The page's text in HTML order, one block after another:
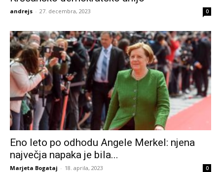
andrejs - 27. decembra, 2023 0
Eno leto po odhodu Angele Merkel: njena
največja napaka je bila...
Marjeta Bogataj - 18. aprila, 2023 0